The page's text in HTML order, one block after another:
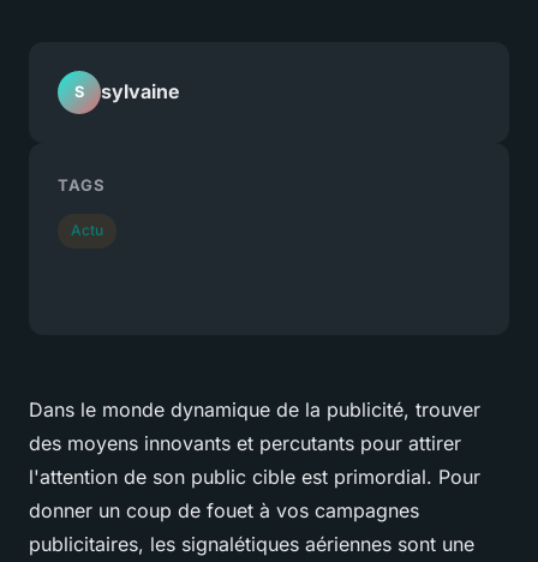
Dans le monde dynamique de la publicité, trouver
des moyens innovants et percutants pour attirer
l'attention de son public cible est primordial. Pour
donner un coup de fouet à vos campagnes
publicitaires, les signalétiques aériennes sont une
S sylvaine
TAGS
Actu